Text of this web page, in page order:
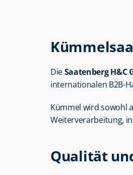
Die Saatenberg H&C
internationalen B2B-
Kümmel wird sowohl
Weiterverarbeitung,
Qualität